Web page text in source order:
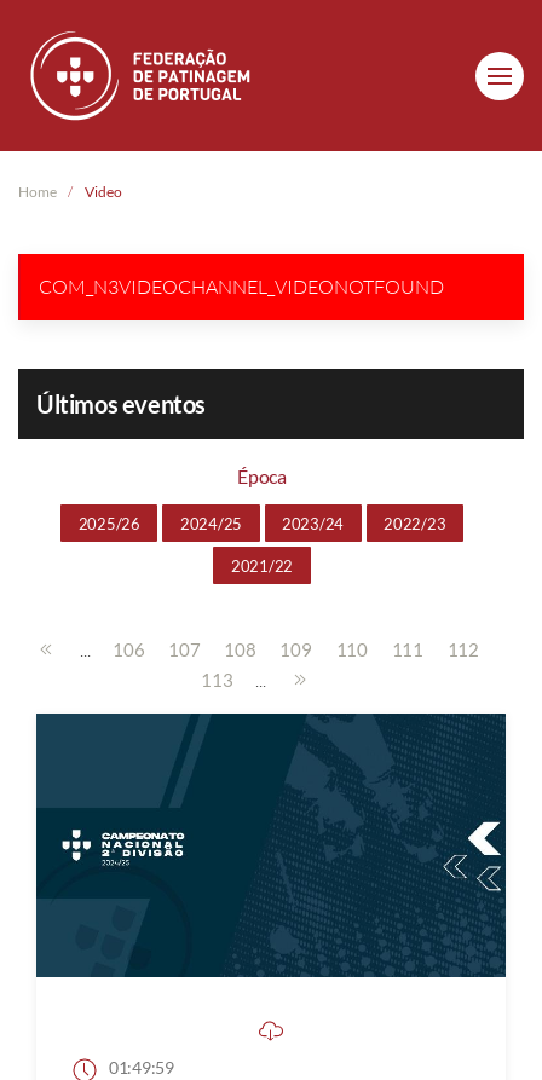
Skip to main content
Home Video
COM_N3VIDEOCHANNEL_VIDEONOTFOUND
Últimos eventos
Época
2025/26 2024/25 2023/24 2022/23
2021/22
... 106 107 108 109 110 111
112
113
...
01:49:59